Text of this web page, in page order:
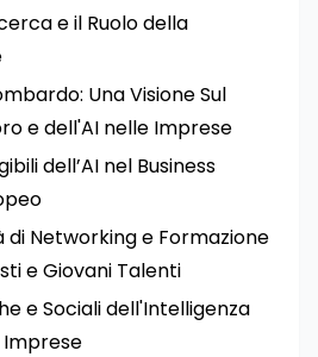
e il Ruolo della
Una Visione Sul
e dell'AI nelle Imprese
dell’AI nel Business
Networking e Formazione
e Giovani Talenti
e Sociali dell'Intelligenza